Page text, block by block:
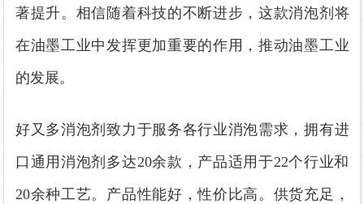
著提升。相信随着科技的不断进步，这款消泡剂 将
在油墨工业中发挥更加重要的作用，推动油墨工业
的发展。
好又多消泡剂致力于服务各行业消泡需求，拥有进
口通用消泡剂多达20余款，产品适用于22个行业和
20余种工艺。产品性能好，性价比高。供货充足，